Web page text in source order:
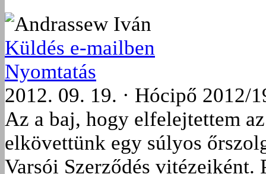
Andrassew Iván
Küldés e-mailben
Nyomtatás
2012. 09. 19. · Hócipő 2012/
Az a baj, hogy elfelejtettem
elkövettünk egy súlyos
Varsói Szerződés